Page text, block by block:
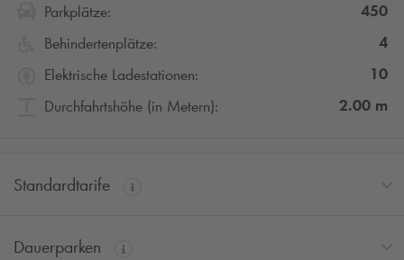
Parkplätze:
450
Behindertenplätze:
4
Elektrische Ladestationen:
10
Durchfahrtshöhe (in Metern):
2.00 m
Standardtarife
Dauerparken